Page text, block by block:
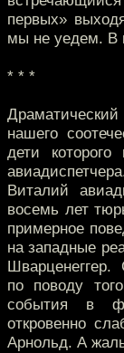
первых»
мы не уедем. В
* * *
нашего
дети
Виталий
восемь лет
примерное
на западные
по поводу
события в
откровенно
Арнольд. А